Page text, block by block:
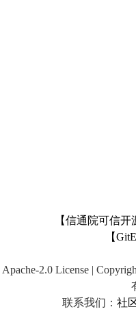
【信通院可信开
【
Apache-2.0 License |
联系我们： 社